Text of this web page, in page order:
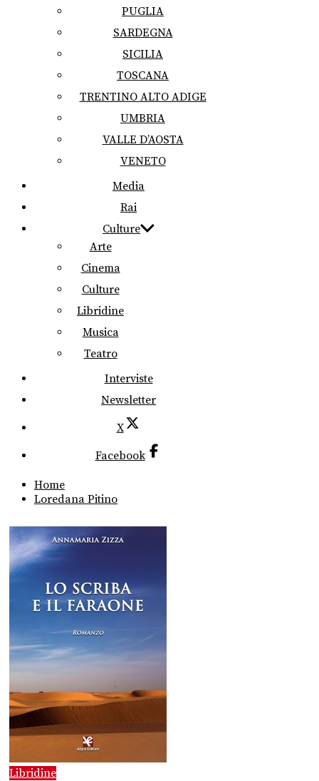
PUGLIA
SARDEGNA
SICILIA
TOSCANA
TRENTINO ALTO ADIGE
UMBRIA
VALLE D’AOSTA
VENETO
Media
Rai
Culture
Arte
Cinema
Culture
Libridine
Musica
Teatro
Interviste
Newsletter
X
Facebook
Home
Loredana Pitino
Libridine